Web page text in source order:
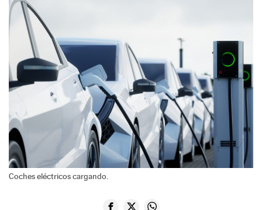
Coches eléctricos cargando.